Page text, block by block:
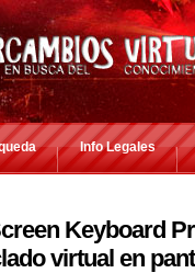
Info Legales
Keyboard
virtual en